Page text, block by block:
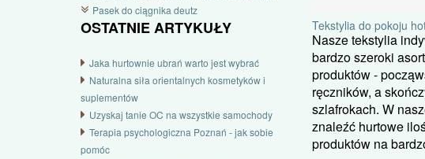
Pasek do ciągnika deutz
OSTATNIE ARTYKUŁY
Jaka hurtownie ubrań warto jest wybrać
Naturalna siła orientalnych kosmetyków i
suplementów
Uzyskaj tanie OC na wszystkie samochody
Terapia psychologiczna Poznań - jak sobie
pomóc
Tekstylia do pokoju
Nasze tekstylia
bardzo szeroki
produktów -
ręczników, a
szlafrokach. W
znaleźć hurtowe
produktów na